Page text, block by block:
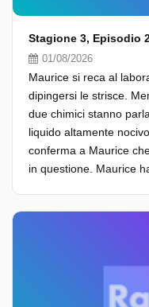
Stagione 3, Episodio
01/08/2026
Maurice si reca al
dipingersi le strisce.
due chimici stanno
liquido altamente
conferma a Maurice
in questione. Maurice